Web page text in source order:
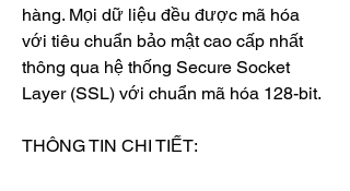
hàng. Mọi dữ liệu đều được mã hóa
với tiêu chuẩn bảo mật cao cấp nhất
thông qua hệ thống Secure Socket
Layer (SSL) với chuẩn mã hóa 128-bit.
THÔNG TIN CHI TIẾT: